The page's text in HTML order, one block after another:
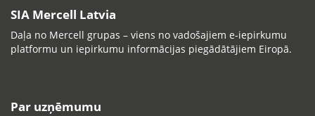
SIA Mercell Latvia
Daļa no Mercell grupas – viens no vadošajiem e-iepirkumu
platformu un iepirkumu informācijas piegādātājiem Eiropā.
Par uzņēmumu